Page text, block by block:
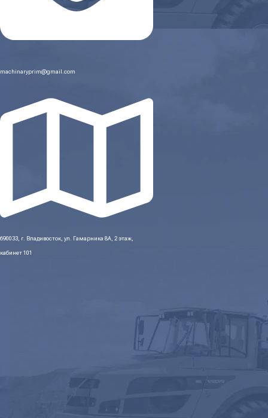
machinaryprim@gmail.com
690033, г. Владивосток, ул. Гамарника 8А, 2 этаж,
кабинет 101